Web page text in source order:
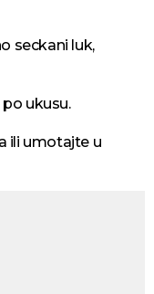
seckani luk,
ukusu.
ili umotajte u